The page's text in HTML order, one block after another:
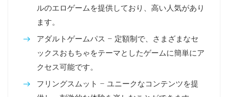
ルのエロゲームを提供しており、高い人気があり
ます。
アダルトゲームパス – 定額制で、さまざまなセ
ックスおもちゃをテーマとしたゲームに簡単にア
クセス可能です。
フリングスムット – ユニークなコンテンツを提